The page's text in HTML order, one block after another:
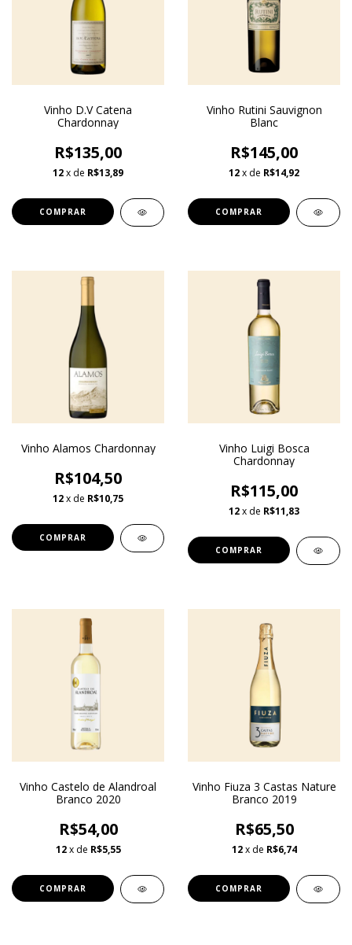
Vinho D.V Catena
Chardonnay
R$135,00
12x de R$13,89
Vinho Rutini Sauvignon
Blanc
R$145,00
12x de R$14,92
Vinho Alamos Chardonnay
R$104,50
12x de R$10,75
Vinho Luigi Bosca
Chardonnay
R$115,00
12x de R$11,83
Vinho Castelo de Alandroal
Branco 2020
R$54,00
12 x de R$5,55
Vinho Fiuza 3 Castas Nature
Branco 2019
R$65,50
12 x de R$6,74